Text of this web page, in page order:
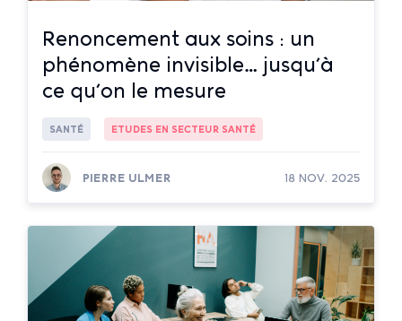
Renoncement aux soins : un
phénomène invisible… jusqu’à
ce qu’on le mesure
SANTÉ ETUDES EN SECTEUR SANTÉ
PIERRE ULMER 18 NOV. 2025
Lire la suite